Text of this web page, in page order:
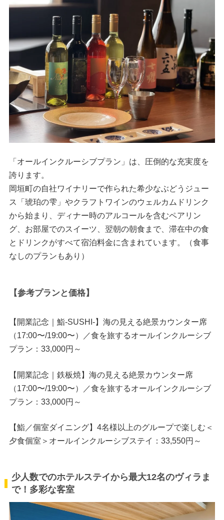
「オールインクルーシブプラン」は、圧倒的な充実度を
誇ります。
岡垣町の自社ワイナリーで作られた希少なぶどうジュー
ス「琥珀の雫」やクラフトワインのウェルカムドリンク
から始まり、ディナー時のアルコールを含むペアリン
グ、お部屋でのスイーツ、翌朝の朝食まで、滞在中の食
とドリンクがすべて宿泊料金に含まれています。（食事
なしのプランもあり）
【参考プランと価格】
【開業記念｜鮨-SUSHI-】海の見える絶景カウンター席
（17:00〜/19:00〜）／食を旅するオールインクルーシブ
プラン：33,000円～
【開業記念｜鉄板焼】海の見える絶景カウンター席
（17:00〜/19:00〜）／食を旅するオールインクルーシブ
プラン：33,000円～
【鮨／個室ダイニング】4名様以上のグループで楽しむ＜
夕食個室＞オールインクルーシブステイ：33,550円～
少人数でのホテルステイから最大12名のヴィラま
で！多彩な客室